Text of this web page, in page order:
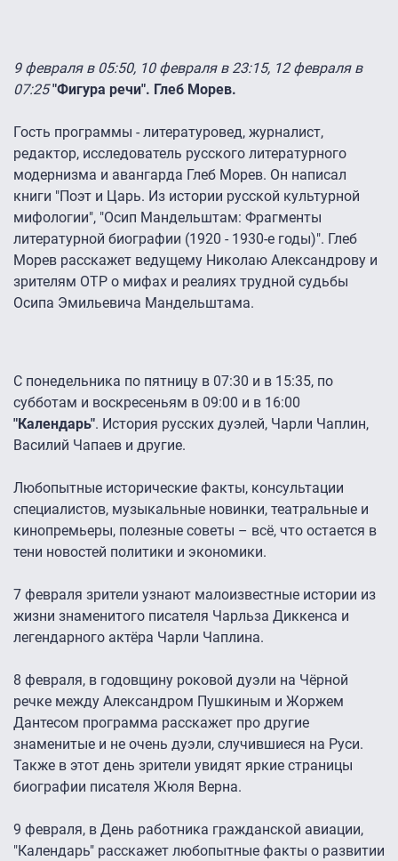
9 февраля в 05:50, 10 февраля в 23:15, 12 февраля в
07:25"Фигура речи". Глеб Морев.
Гость программы - литературовед, журналист,
редактор, исследователь русского литературного
модернизма и авангарда Глеб Морев. Он написал
книги "Поэт и Царь. Из истории русской культурной
мифологии", "Осип Мандельштам: Фрагменты
литературной биографии (1920 - 1930-е годы)". Глеб
Морев расскажет ведущему Николаю Александрову и
зрителям ОТР о мифах и реалиях трудной судьбы
Осипа Эмильевича Мандельштама.
С понедельника по пятницу в 07:30 и в 15:35, по
субботам и воскресеньям в 09:00 и в 16:00
"Календарь". История русских дуэлей, Чарли Чаплин,
Василий Чапаев и другие.
Любопытные исторические факты, консультации
специалистов, музыкальные новинки, театральные и
кинопремьеры, полезные советы – всё, что остается в
тени новостей политики и экономики.
7 февраля зрители узнают малоизвестные истории из
жизни знаменитого писателя Чарльза Диккенса и
легендарного актёра Чарли Чаплина.
8 февраля, в годовщину роковой дуэли на Чёрной
речке между Александром Пушкиным и Жоржем
Дантесом программа расскажет про другие
знаменитые и не очень дуэли, случившиеся на Руси.
Также в этот день зрители увидят яркие страницы
биографии писателя Жюля Верна.
9 февраля, в День работника гражданской авиации,
"Календарь" расскажет любопытные факты о развитии